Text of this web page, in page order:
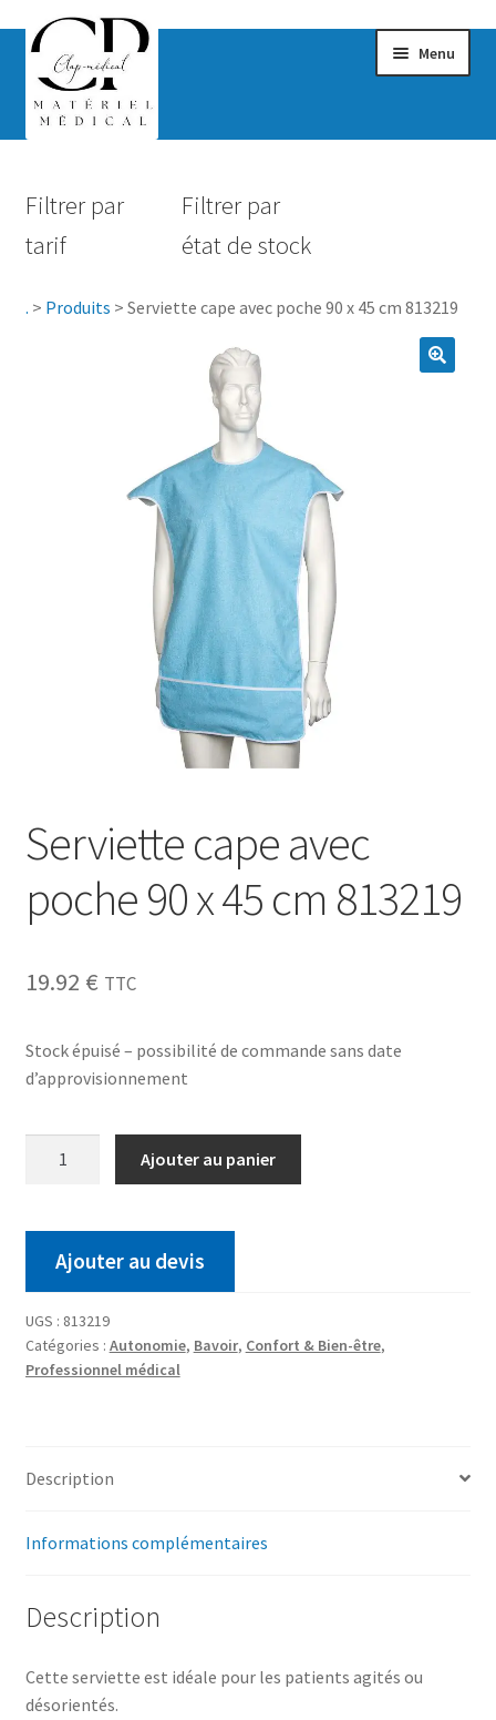
Menu
Hygiène
Accessoires Salle de bain
Vêtements & Chaussures
Filtrer par
tarif
Filtrer par
état de stock
. > Produits > Serviette cape avec poche 90 x 45 cm 813219
Serviette cape avec
poche 90 x 45 cm 813219
19.92 € TTC
Stock épuisé – possibilité de commande sans date
d’approvisionnement
Ajouter au panier
Ajouter au devis
UGS : 813219
Catégories : Autonomie, Bavoir, Confort & Bien-être,
Professionnel médical
Description
Informations complémentaires
Description
Cette serviette est idéale pour les patients agités ou
désorientés.